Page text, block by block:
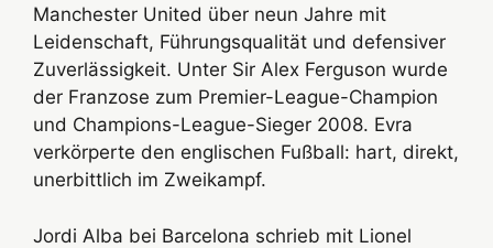
Manchester United über neun Jahre mit
Leidenschaft, Führungsqualität und defensiver
Zuverlässigkeit. Unter Sir Alex Ferguson wurde
der Franzose zum Premier-League-Champion
und Champions-League-Sieger 2008. Evra
verkörperte den englischen Fußball: hart, direkt,
unerbittlich im Zweikampf.
Jordi Alba bei Barcelona schrieb mit Lionel